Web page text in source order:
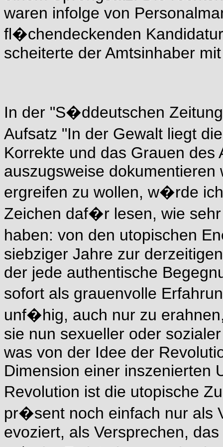
waren infolge von
fl�chendeckenden
scheiterte der Amtsinhaber
In der "S�ddeutschen
Aufsatz "In der Gewalt liegt
Korrekte und das Grauen des
auszugsweise
ergreifen zu wollen, w�rde
Zeichen daf�r lesen, wie
haben: von den utopischen
siebziger Jahre zur
der jede authentische
sofort als grauenvolle
unf�hig, auch nur zu
sie nun sexueller oder
was von der Idee der
Dimension einer inszenierten
Revolution ist die utopische
pr�sent noch einfach nur als
evoziert, als Versprechen,